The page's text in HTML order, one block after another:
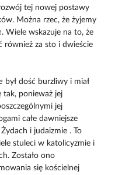
tej nowej postawy
Można rzec, że żyjemy
. Wiele wskazuje na to, że
również za sto i dwieście
był dość burzliwy i miał
tak, ponieważ jej
jej
całe dawniejsze
i judaizmie . To
stuleci w katolicyzmie i
Zostało ono
się kościelnej